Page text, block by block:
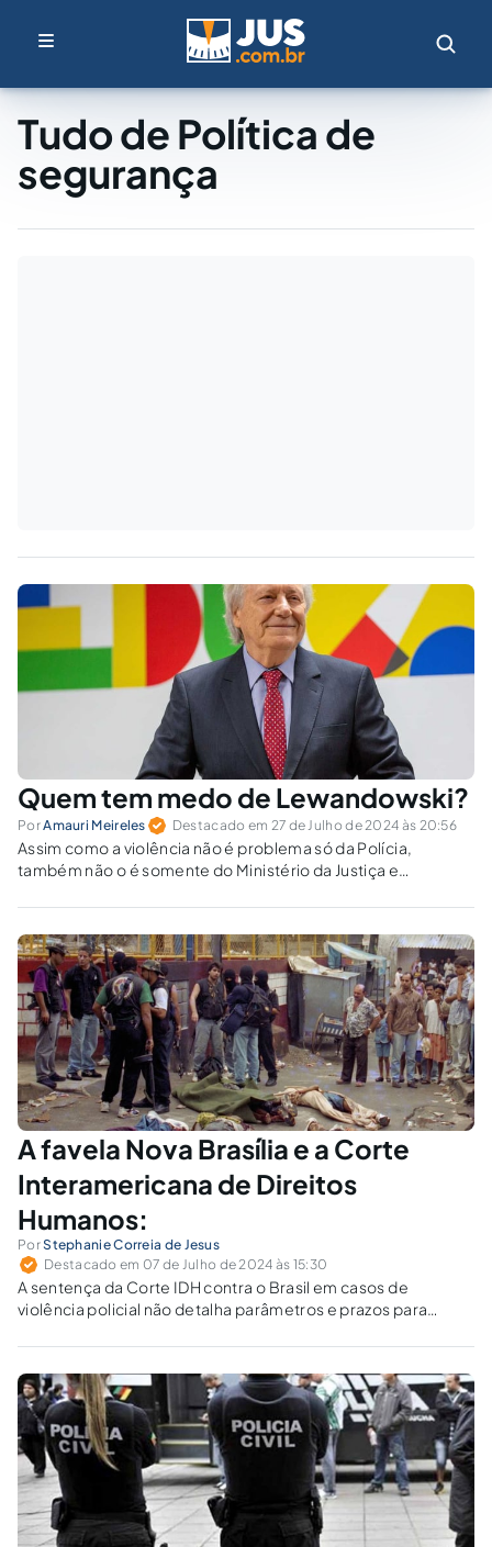
Tudo de Política de
segurança
Quem tem medo de Lewandowski?
PorAmauri Meireles Destacado em 27 de Julho de 2024 às 20:56
Assim como a violência não é problema só da Polícia,
também não o é somente do Ministério da Justiça e
se circunscrevem, apenas, à área de sua competência.
A favela Nova Brasília e a Corte
Interamericana de Direitos
Humanos:
PorStephanie Correia de Jesus
Destacado em 07 de Julho de 2024 às 15:30
A sentença da Corte IDH contra o Brasil em casos de
violência policial não detalha parâmetros e prazos para
negligência estatal para cumprir a decisão resulta na
permanência da letalidade policial nas favelas, sobretudo
contra pessoas negras.